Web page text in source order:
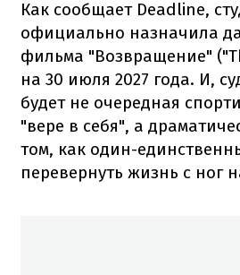
Как сообщает Deadline,
официально назначила
фильма "Возвращение"
на 30 июля 2027 года. И,
будет не очередная
"вере в себя", а
том, как один-
перевернуть жизнь с ног